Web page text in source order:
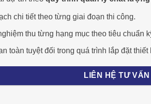
chi tiết theo từng giai đoạn thi công.
thu từng hạng mục theo tiêu chuẩn
toàn tuyệt đối trong quá trình lắp đặt thiết
LIÊN HỆ TƯ VẤN